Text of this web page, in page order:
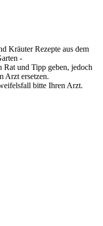
Kräuter Rezepte aus dem
-
Rat und Tipp geben, jedoch
Arzt ersetzen.
bitte Ihren Arzt.